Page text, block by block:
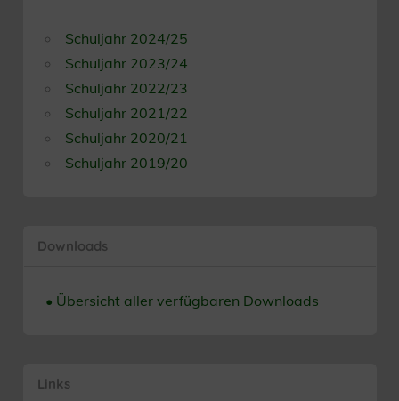
Schuljahr 2024/25
Schuljahr 2023/24
Schuljahr 2022/23
Schuljahr 2021/22
Schuljahr 2020/21
Schuljahr 2019/20
Downloads
• Übersicht aller verfügbaren Downloads
Links